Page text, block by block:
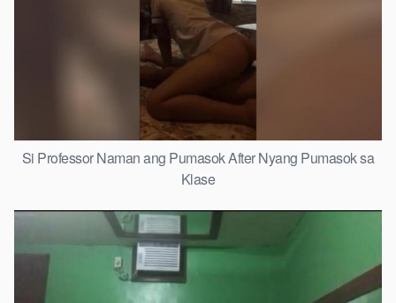
Si Professor Naman ang Pumasok After Nyang Pumasok sa
Klase